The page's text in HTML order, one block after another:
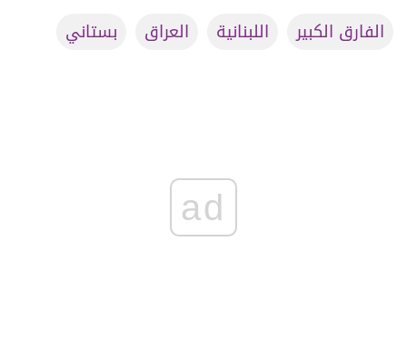
الفارق الكبير
اللبنانية العراق بستاني
ad